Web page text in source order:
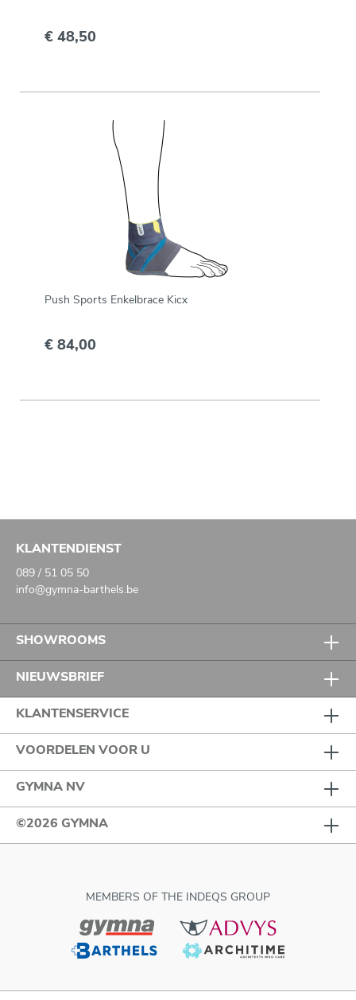
€ 48,50
Push Sports Enkelbrace Kicx
€ 84,00
KLANTENDIENST
089 / 51 05 50
info@gymna-barthels.be
SHOWROOMS
NIEUWSBRIEF
KLANTENSERVICE
VOORDELEN VOOR U
GYMNA NV
©2026 GYMNA
MEMBERS OF THE INDEQS GROUP